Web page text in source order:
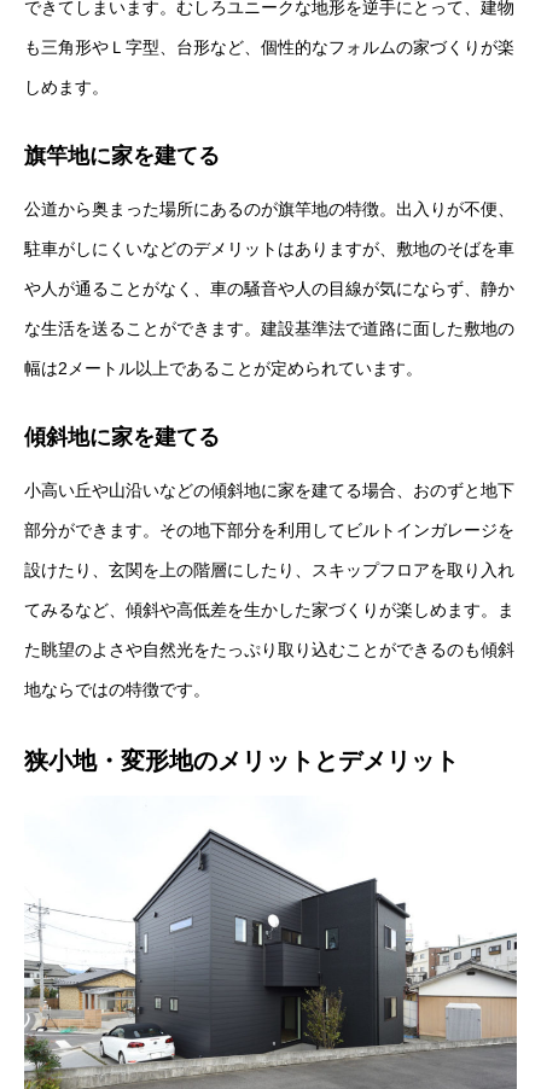
できてしまいます。むしろユニークな地形を逆手にとって、建物
も三角形やＬ字型、台形など、個性的なフォルムの家づくりが楽
しめます。
旗竿地に家を建てる
公道から奥まった場所にあるのが旗竿地の特徴。出入りが不便、
駐車がしにくいなどのデメリットはありますが、敷地のそばを車
や人が通ることがなく、車の騒音や人の目線が気にならず、静か
な生活を送ることができます。建設基準法で道路に面した敷地の
幅は2メートル以上であることが定められています。
傾斜地に家を建てる
小高い丘や山沿いなどの傾斜地に家を建てる場合、おのずと地下
部分ができます。その地下部分を利用してビルトインガレージを
設けたり、玄関を上の階層にしたり、スキップフロアを取り入れ
てみるなど、傾斜や高低差を生かした家づくりが楽しめます。ま
た眺望のよさや自然光をたっぷり取り込むことができるのも傾斜
地ならではの特徴です。
狭小地・変形地のメリットとデメリット